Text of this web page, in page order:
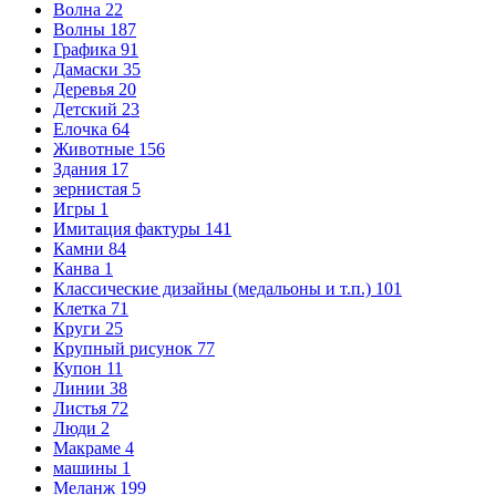
Волна 22
Волны 187
Графика 91
Дамаски 35
Деревья 20
Детский 23
Елочка 64
Животные 156
Здания 17
зернистая 5
Игры 1
Имитация фактуры 141
Камни 84
Канва 1
Классические дизайны (медальоны и т.п.) 101
Клетка 71
Круги 25
Крупный рисунок 77
Купон 11
Линии 38
Листья 72
Люди 2
Макраме 4
машины 1
Меланж 199